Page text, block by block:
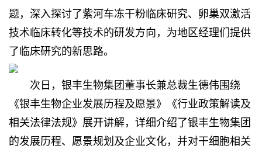
题，深入探讨了紫河车冻干粉临床研究、卵巢双激活
技术临床转化等技术的研发方向，为地区经理们提供
了临床研究的新思路。
次日，银丰生物集团董事长兼总裁生德伟围绕
《银丰生物企业发展历程及愿景》《行业政策解读及
相关法律法规》展开讲解，详细介绍了银丰生物集团
的发展历程、愿景规划及企业文化，并对干细胞相关